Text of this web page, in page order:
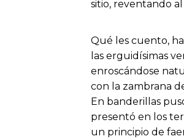
sitio, reventando
Qué les cuento,
las erguidísimas
enroscándose
con la zambrana
En banderillas
presentó en los
un principio de